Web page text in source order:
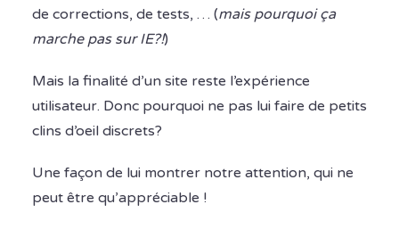
de corrections, de tests, … (mais pourquoi ça
marche pas sur IE?!)
Mais la finalité d’un site reste l’expérience
utilisateur. Donc pourquoi ne pas lui faire de petits
clins d’oeil discrets?
Une façon de lui montrer notre attention, qui ne
peut être qu’appréciable !